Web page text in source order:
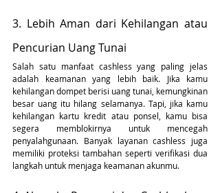
3. Lebih Aman dari Kehilangan atau
Pencurian Uang Tunai
Salah satu manfaat cashless yang paling jelas
adalah keamanan yang lebih baik. Jika kamu
kehilangan dompet berisi uang tunai, kemungkinan
besar uang itu hilang selamanya. Tapi, jika kamu
kehilangan kartu kredit atau ponsel, kamu bisa
segera memblokirnya untuk mencegah
penyalahgunaan. Banyak layanan cashless juga
memiliki proteksi tambahan seperti verifikasi dua
langkah untuk menjaga keamanan akunmu.